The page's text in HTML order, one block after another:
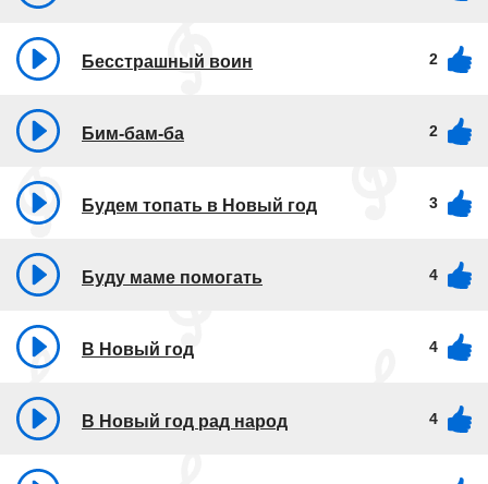
Бесстрашный воин 2
Бим-бам-ба 2
Будем топать в Новый год 3
Буду маме помогать 4
В Новый год 4
В Новый год рад народ 4